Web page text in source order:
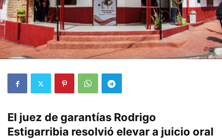
El juez de garantías Rodrigo
Estigarribia resolvió elevar a juicio oral